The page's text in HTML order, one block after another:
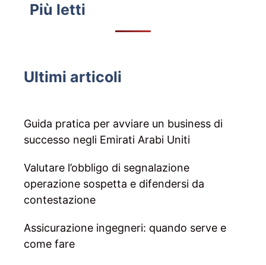
Più letti
Ultimi articoli
Guida pratica per avviare un business di
successo negli Emirati Arabi Uniti
Valutare l’obbligo di segnalazione
operazione sospetta e difendersi da
contestazione
Assicurazione ingegneri: quando serve e
come fare